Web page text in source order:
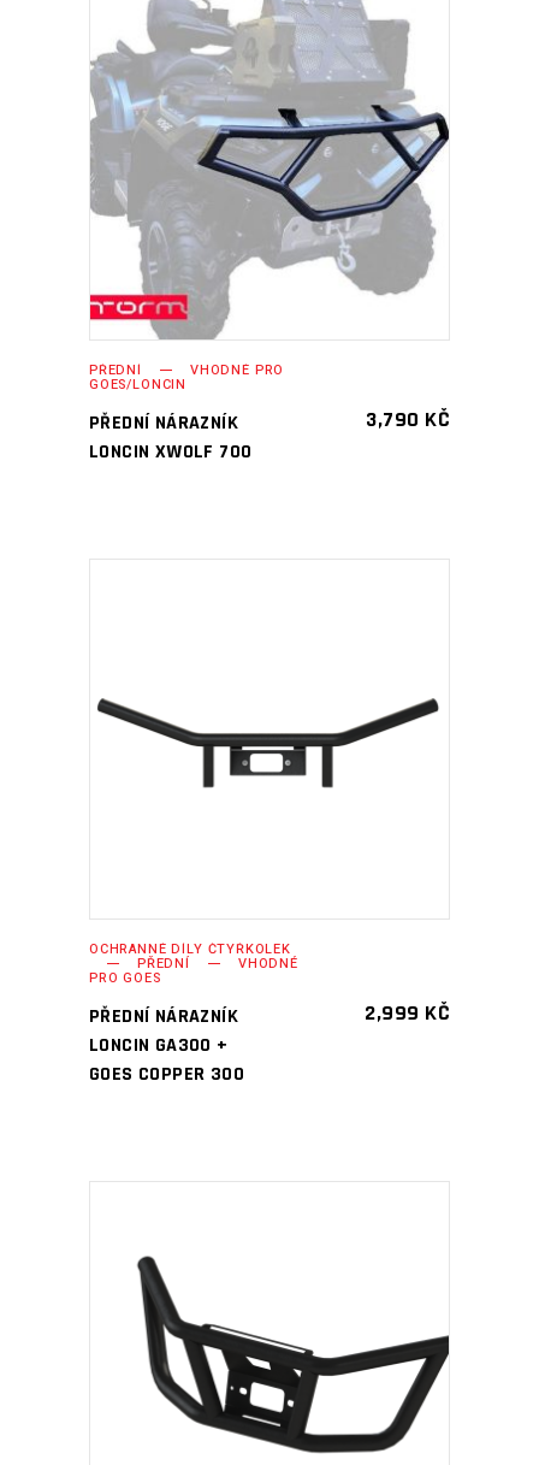
PŘIDAT DO KOŠÍKU
PŘEDNÍ VHODNÉ PRO
GOES/LONCIN
PŘEDNÍ NÁRAZNÍK
LONCIN XWOLF 700
3,790 KČ
PŘIDAT DO KOŠÍKU
OCHRANNÉ DÍLY ČTYŘKOLEK
PŘEDNÍ VHODNÉ
PRO GOES
PŘEDNÍ NÁRAZNÍK
LONCIN GA300 +
GOES COPPER 300
2,999 KČ
PŘIDAT DO KOŠÍKU